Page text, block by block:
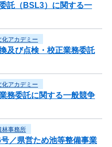
託（BSL3）に関する一
化アカデミー
及び点検・校正業務委託
化アカデミー
務委託に関する一般競争
林事務所
／県営ため池等整備事業